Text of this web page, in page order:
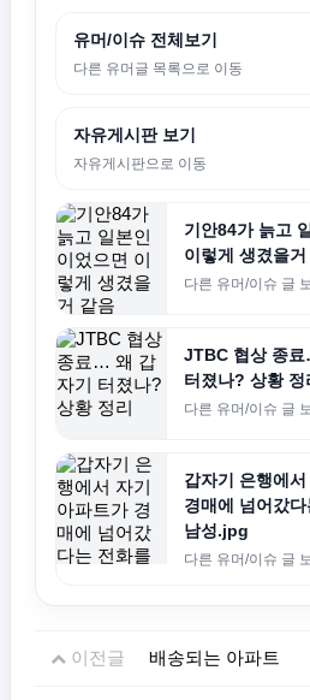
유머/이슈 전체보기
다른 유머글 목록으로 이동
자유게시판 보기
자유게시판으로 이동
기안84가 늙고
이렇게 생겼을
다른 유머/이슈 글
JTBC 협상 종
터졌나? 상황 정
다른 유머/이슈 글
갑자기 은행에
경매에 넘어갔
남성.jpg
다른 유머/이슈 글
이전글 배송되는 아파트